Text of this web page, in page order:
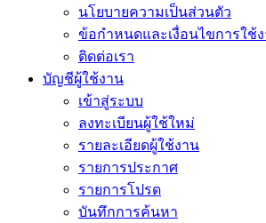
นโยบายความเป็นส่วนตัว
ข้อกำหนดและเงื่อนไขการใช้
ติดต่อเรา
บัญชีผู้ใช้งาน
เข้าสู่ระบบ
ลงทะเบียนผู้ใช้ใหม่
รายละเอียดผู้ใช้งาน
รายการประกาศ
รายการโปรด
บันทึกการค้นหา